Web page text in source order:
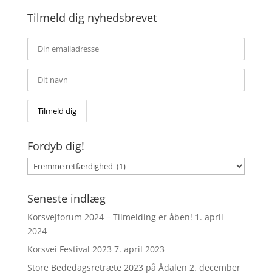
Tilmeld dig nyhedsbrevet
Fordyb dig!
Fordyb
dig!
Seneste indlæg
Korsvejforum 2024 – Tilmelding er åben! 1. april
2024
Korsvei Festival 2023 7. april 2023
Store Bededagsretræte 2023 på Ådalen 2. december